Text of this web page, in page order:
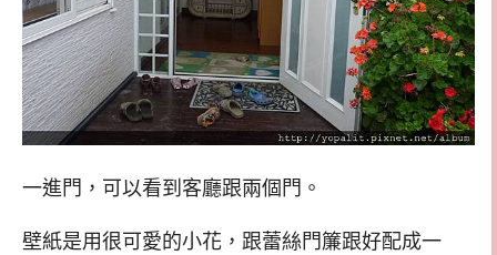
一進門，可以看到客廳跟兩個門。
壁紙是用很可愛的小花，跟蕾絲門簾跟好配成一